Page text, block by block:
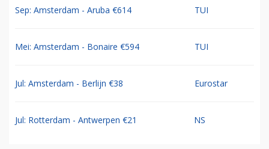
Sep: Amsterdam - Aruba €614 TUI
Mei: Amsterdam - Bonaire €594 TUI
Jul: Amsterdam - Berlijn €38 Eurostar
Jul: Rotterdam - Antwerpen €21 NS